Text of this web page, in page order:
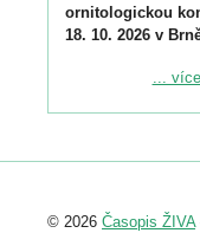
ornitologickou
18. 10. 2026 v
Podrobnější
Registrovat se
abstraktu
...
© 2026 Časopis ŽIVA